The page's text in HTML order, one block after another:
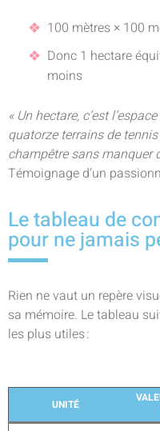
100 mètres × 100
Donc 1 hectare
moins
« Un hectare, c’est
quatorze terrains de
champêtre sans manquer
Témoignage d’un
Le tableau de
pour ne jamais
Rien ne vaut un repère
sa mémoire. Le tableau
les plus utiles :
UNITÉ